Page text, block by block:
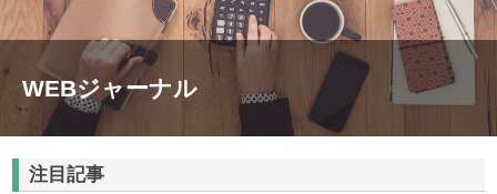
WEBジャーナル
注目記事